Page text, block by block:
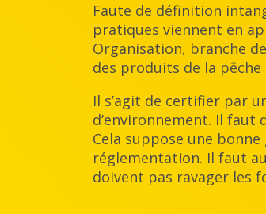
Faute de définition
pratiques viennent en
Organisation, branche
des produits de la pêche
Il s’agit de certifier par
d’environnement. Il
Cela suppose une
réglementation. Il faut
doivent pas ravager les